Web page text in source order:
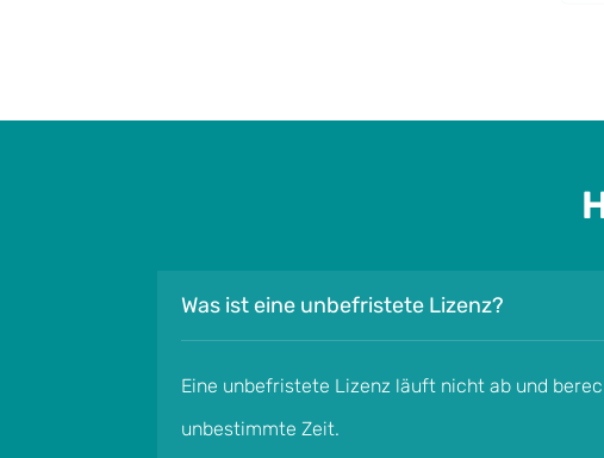
Was ist eine unbefristete Lizenz?
Eine unbefristete Lizenz läuft nicht ab und
unbestimmte Zeit.